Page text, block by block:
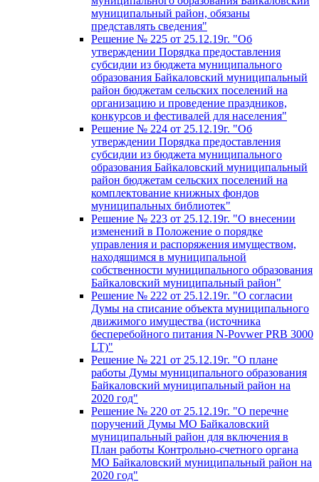
муниципальный район, обязаны
представлять сведения"
Решение № 225 от 25.12.19г. "Об
утверждении Порядка предоставления
субсидии из бюджета муниципального
образования Байкаловский муниципальный
район бюджетам сельских поселений на
организацию и проведение праздников,
конкурсов и фестивалей для населения"
Решение № 224 от 25.12.19г. "Об
утверждении Порядка предоставления
субсидии из бюджета муниципального
образования Байкаловский муниципальный
район бюджетам сельских поселений на
комплектование книжных фондов
муниципальных библиотек"
Решение № 223 от 25.12.19г. "О внесении
изменений в Положение о порядке
управления и распоряжения имуществом,
находящимся в муниципальной
собственности муниципального образования
Байкаловский муниципальный район"
Решение № 222 от 25.12.19г. "О согласии
Думы на списание объекта муниципального
движимого имущества (источника
бесперебойного питания N-Povwer PRB 3000
LT)"
Решение № 221 от 25.12.19г. "О плане
работы Думы муниципального образования
Байкаловский муниципальный район на
2020 год"
Решение № 220 от 25.12.19г. "О перечне
поручений Думы МО Байкаловский
муниципальный район для включения в
План работы Контрольно-счетного органа
МО Байкаловский муниципальный район на
2020 год"